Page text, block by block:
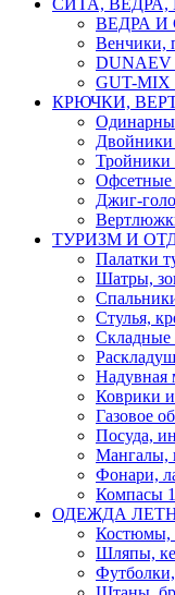
СИТА,
ВЕДРА И
Венчики,
DUNAEV
GUT-MIX
КРЮЧКИ,
Двойники
Тройники
Офсетные
Джиг-
ТУРИЗМ И
Палатки
Шатры,
Стулья,
Складные
Надувная
Коврики
Газовое
Посуда,
Мангалы,
Фонари,
Компасы
ОДЕЖДА
Костюмы,
Шляпы,
Футболки,